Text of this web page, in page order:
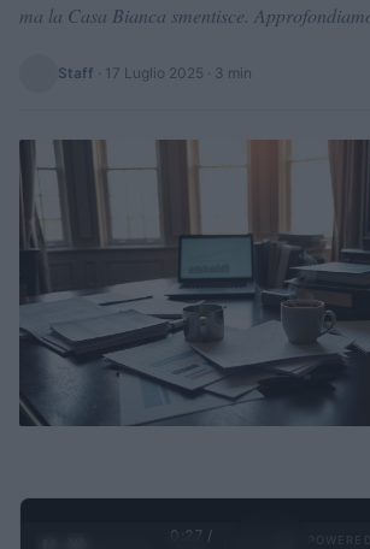
ma la Casa Bianca smentisce.
Staff · 17 Luglio 2025 · 3 min
0:28 /